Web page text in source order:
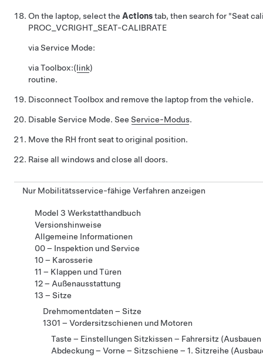
On the laptop, select the Actionstab, then search for "Seat
PROC_VCRIGHT_SEAT-CALIBRATE
via Service Mode:
via Toolbox:(link)
routine.
Disconnect Toolbox and remove the laptop from the vehicle.
Disable Service Mode. See Service-Modus.
Move the RH front seat to original position.
Raise all windows and close all doors.
Nur Mobilitätsservice-fähige Verfahren anzeigen
Model 3 Werkstatthandbuch
Versionshinweise
Allgemeine Informationen
00 – Inspektion und Service
10 – Karosserie
11 – Klappen und Türen
12 – Außenausstattung
13 – Sitze
Drehmomentdaten – Sitze
1301 – Vordersitzschienen und Motoren
Taste – Einstellungen Sitzkissen – Fahrersitz
Abdeckung – Vorne – Sitzschiene – 1. Sitzreihe